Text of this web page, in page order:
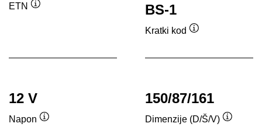
ETN
BS-1
Kratki kod
12 V
Napon
150/87/161
Dimenzije (D/Š/V)